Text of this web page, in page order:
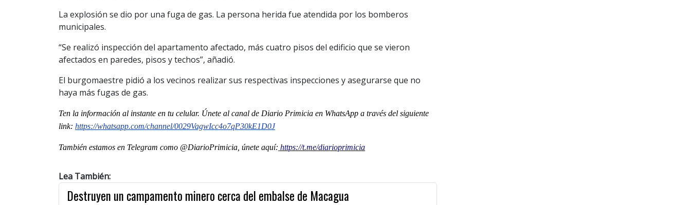
La explosión se dio por una fuga de gas. La persona herida fue atendida por los bomberos
municipales.
“Se realizó inspección del apartamento afectado, más cuatro pisos del edificio que se vieron
afectados en paredes, pisos y techos”, añadió.
El burgomaestre pidió a los vecinos realizar sus respectivas inspecciones y asegurarse que no
haya más fugas de gas.
Ten la información al instante en tu celular. Únete al canal de Diario Primicia en WhatsApp a través del siguiente
link: https://whatsapp.com/channel/0029VagwIcc4o7qP30kE1D0J
También estamos en Telegram como @DiarioPrimicia, únete aquí: https://t.me/diarioprimicia
Lea También:
Destruyen un campamento minero cerca del embalse de Macagua